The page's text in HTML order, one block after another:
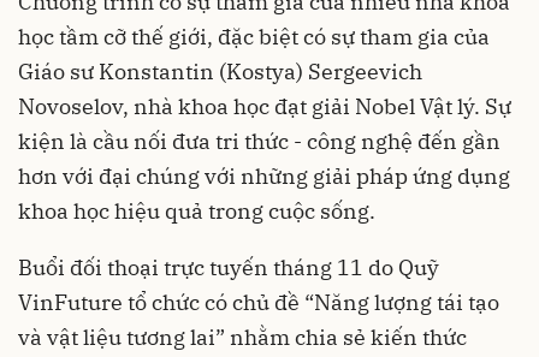
học tầm cỡ thế giới, đặc biệt có sự tham gia của
Giáo sư Konstantin (Kostya) Sergeevich
Novoselov, nhà khoa học đạt giải Nobel Vật lý. Sự
kiện là cầu nối đưa tri thức - công nghệ đến gần
hơn với đại chúng với những giải pháp ứng dụng
khoa học hiệu quả trong cuộc sống.
Buổi đối thoại trực tuyến tháng 11 do Quỹ
VinFuture tổ chức có chủ đề “Năng lượng tái tạo
và vật liệu tương lai” nhằm chia sẻ kiến thức